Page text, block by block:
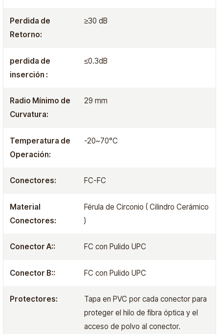
Perdida de
Retorno:
≥30 dB
perdida de
inserción :
≤0.3dB
Radio Mínimo de
Curvatura:
29 mm
Temperatura de
Operación:
-20~70°C
Conectores: FC-FC
Material
Conectores:
Férula de Circonio ( Cilindro Cerámico
)
Conector A:: FC con Pulido UPC
Conector B:: FC con Pulido UPC
Protectores:
Tapa en PVC por cada conector para
proteger el hilo de fibra óptica y el
acceso de polvo al conector.